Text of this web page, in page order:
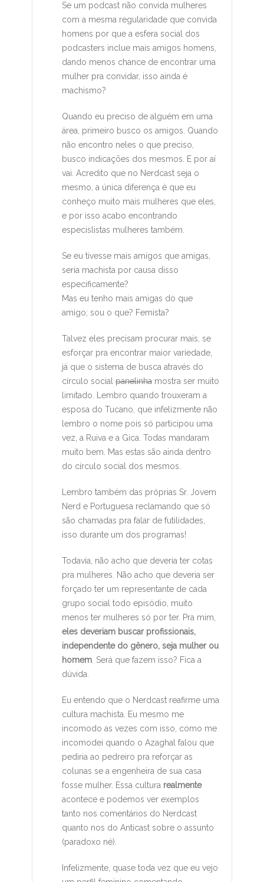
Se um podcast não convida mulheres
com a mesma regularidade que convida
homens por que a esfera social dos
podcasters inclue mais amigos homens,
dando menos chance de encontrar uma
mulher pra convidar, isso ainda é
machismo?
Quando eu preciso de alguém em uma
área, primeiro busco os amigos. Quando
não encontro neles o que preciso,
busco indicações dos mesmos. E por aí
vai. Acredito que no Nerdcast seja o
mesmo, a única diferença é que eu
conheço muito mais mulheres que eles,
e por isso acabo encontrando
especislistas mulheres também.
Se eu tivesse mais amigos que amigas,
seria machista por causa disso
especificamente?
Mas eu tenho mais amigas do que
amigo; sou o que? Femista?
Talvez eles precisam procurar mais, se
esforçar pra encontrar maior variedade,
já que o sistema de busca através do
círculo social panelinha mostra ser muito
limitado. Lembro quando trouxeram a
esposa do Tucano, que infelizmente não
lembro o nome pois só participou uma
vez, a Ruiva e a Gica. Todas mandaram
muito bem. Mas estas são ainda dentro
do círculo social dos mesmos.
Lembro também das próprias Sr. Jovem
Nerd e Portuguesa reclamando que só
são chamadas pra falar de futilidades,
isso durante um dos programas!
Todavia, não acho que deveria ter cotas
pra mulheres. Não acho que deveria ser
forçado ter um representante de cada
grupo social todo episódio, muito
menos ter mulheres só por ter. Pra mim,
eles deveriam buscar profissionais,
independente do gênero, seja mulher ou
homem . Será que fazem isso? Fica a
dúvida.
Eu entendo que o Nerdcast reafirme uma
cultura machista. Eu mesmo me
incomodo as vezes com isso, como me
incomodei quando o Azaghal falou que
pediria ao pedreiro pra reforçar as
colunas se a engenheira de sua casa
fosse mulher. Essa cultura realmente
acontece e podemos ver exemplos
tanto nos comentários do Nerdcast
quanto nos do Anticast sobre o assunto
(paradoxo né).
Infelizmente, quase toda vez que eu vejo